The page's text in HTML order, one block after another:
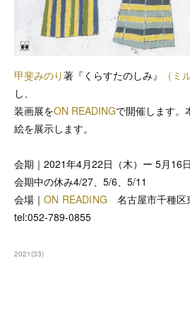
甲斐みのり著『くらすたのしみ』 （ミ
し、
装画展をON READINGで開催します。
絵を展示します。
会期｜2021年4月22日（木）ー 5月16
会期中の休み4/27、5/6、5/11
会場｜ ON READING 名古屋市千種区
tel:052-789-0855
2021(33)